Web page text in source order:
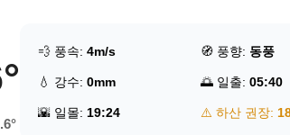
💨 풍속: 4m/s 🧭 풍향: 동풍
💧 강수: 0mm 🌅 일출: 05:40
🌇 일몰: 19:24 ⚠️ 하산 권장: